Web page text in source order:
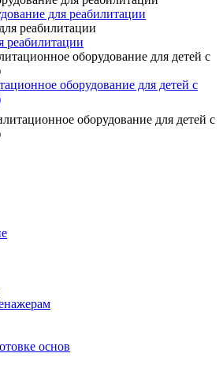
для реабилитации
реабилитации
оборудование для детей с
оборудование для детей с
основ